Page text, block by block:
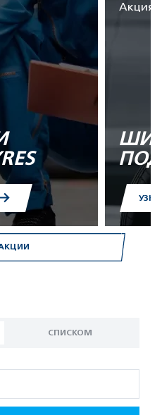
Акция
СПИСКОМ